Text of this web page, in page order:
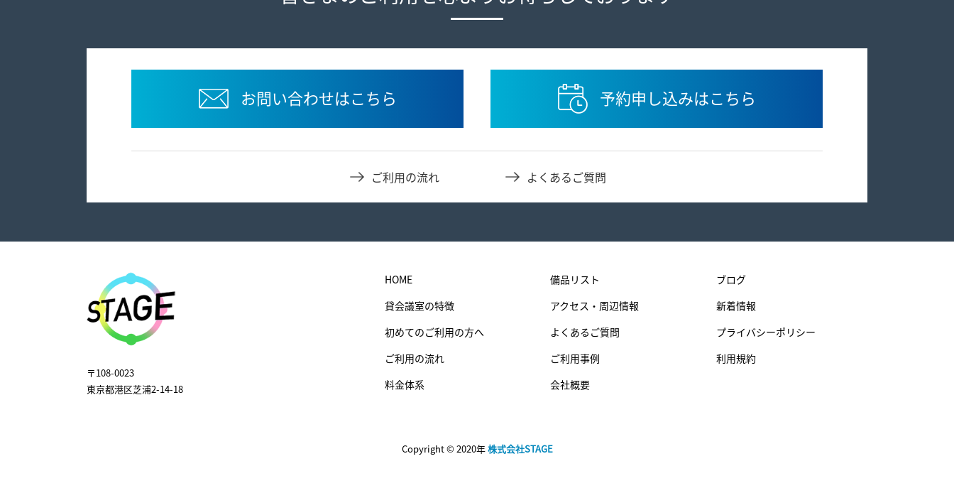
お問い合わせはこちら 予約申し込みはこちら
ご利用の流れ よくあるご質問
〒108-0023
東京都港区芝浦2-14-18
HOME
貸会議室の特徴
初めてのご利用の方へ
ご利用の流れ
料金体系
備品リスト
アクセス・周辺情報
よくあるご質問
ご利用事例
会社概要
ブログ
新着情報
プライバシーポリシー
利用規約
Copyright © 2020年株式会社STAGE